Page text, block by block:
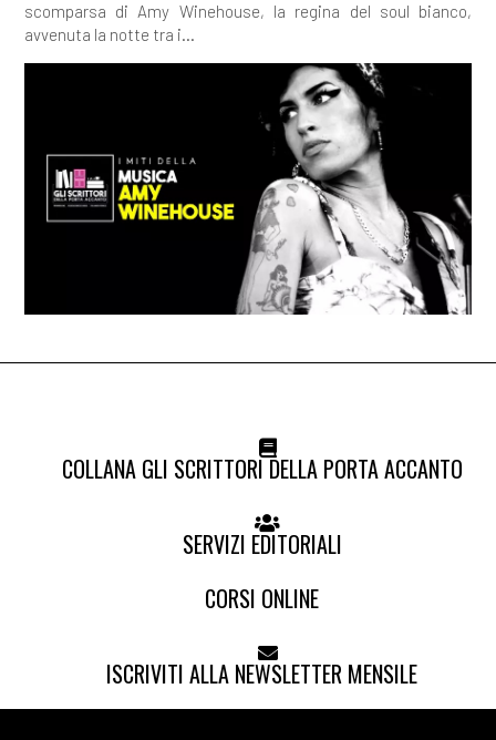
scomparsa di Amy Winehouse, la regina del soul bianco,
avvenuta la notte tra i...
COLLANA GLI SCRITTORI DELLA PORTA ACCANTO
SERVIZI EDITORIALI
CORSI ONLINE
ISCRIVITI ALLA NEWSLETTER MENSILE